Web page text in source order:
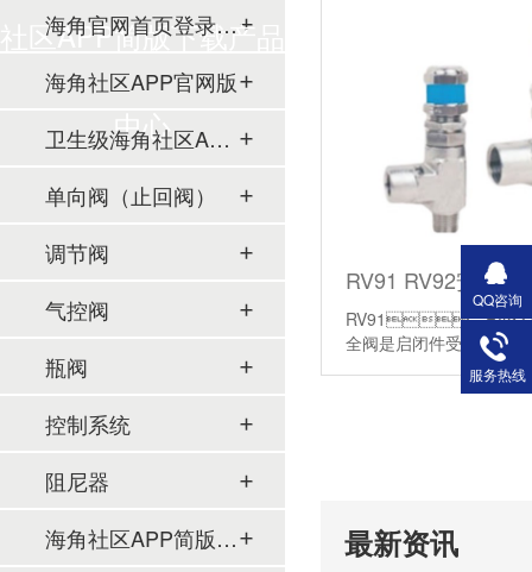
RV91 RV92安全阀
RV91、RV92系
全阀是启闭件受外力作
最新资讯
社区APP简版下载产品
中心
海角官网首页登录入口
海角社区APP官网版
卫生级海角社区APP简版下载
单向阀（止回阀）
调节阀
气控阀
瓶阀
控制系统
阻尼器
海角社区APP简版下载及管件
QQ咨询
服务热线